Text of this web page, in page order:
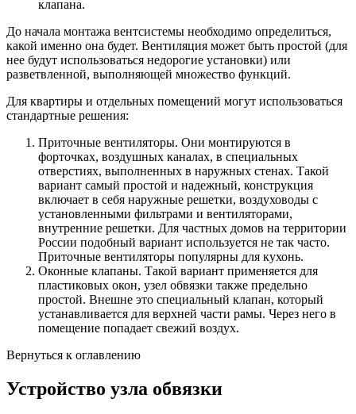
клапана.
До начала монтажа вентсистемы необходимо определиться,
какой именно она будет. Вентиляция может быть простой (для
нее будут использоваться недорогие установки) или
разветвленной, выполняющей множество функций.
Для квартиры и отдельных помещений могут использоваться
стандартные решения:
Приточные вентиляторы. Они монтируются в
форточках, воздушных каналах, в специальных
отверстиях, выполненных в наружных стенах. Такой
вариант самый простой и надежный, конструкция
включает в себя наружные решетки, воздуховоды с
установленными фильтрами и вентиляторами,
внутренние решетки. Для частных домов на территории
России подобный вариант используется не так часто.
Приточные вентиляторы популярны для кухонь.
Оконные клапаны. Такой вариант применяется для
пластиковых окон, узел обвязки также предельно
простой. Внешне это специальный клапан, который
устанавливается для верхней части рамы. Через него в
помещение попадает свежий воздух.
Вернуться к оглавлению
Устройство узла обвязки